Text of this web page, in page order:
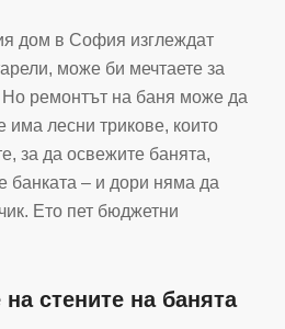
дом в София изглеждат
може би мечтаете за
Но ремонтът на баня може да
има лесни трикове, които
за да освежите банята,
банката – и дори няма да
Ето пет бюджетни
стените на банята